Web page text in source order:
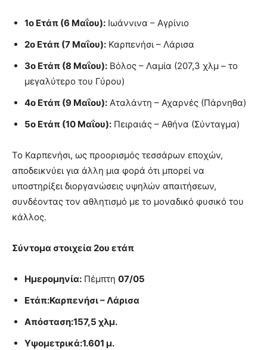
1ο Ετάπ (6 Μαΐου): Ιωάννινα – Αγρίνιο
2ο Ετάπ (7 Μαΐου): Καρπενήσι – Λάρισα
3ο Ετάπ (8 Μαΐου): Βόλος – Λαμία (207,3 χλμ – το
μεγαλύτερο του Γύρου)
4ο Ετάπ (9 Μαΐου): Αταλάντη – Αχαρνές (Πάρνηθα)
5ο Ετάπ (10 Μαΐου): Πειραιάς – Αθήνα (Σύνταγμα)
Το Καρπενήσι, ως προορισμός τεσσάρων εποχών,
αποδεικνύει για άλλη μια φορά ότι μπορεί να
υποστηρίξει διοργανώσεις υψηλών απαιτήσεων,
συνδέοντας τον αθλητισμό με το μοναδικό φυσικό του
κάλλος.
Σύντομα στοιχεία 2ου ετάπ
Ημερομηνία: Πέμπτη 07/05
Ετάπ:Καρπενήσι – Λάρισα
Απόσταση:157,5 χλμ.
Υψομετρικά:1.601 μ.